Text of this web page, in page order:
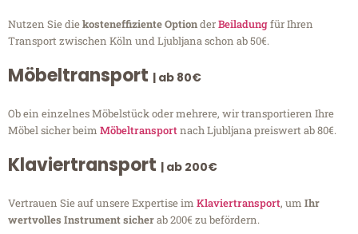
Nutzen Sie diekosteneffiziente OptionderBeiladungfür Ihren
Transport zwischen Köln und Ljubljana schon ab 50€.
Möbeltransport | ab 80€
Ob ein einzelnes Möbelstück oder mehrere, wir transportieren Ihre
Möbel sicher beim Möbeltransportnach Ljubljana preiswert ab 80€.
Klaviertransport | ab 200€
Vertrauen Sie auf unsere Expertise im Klaviertransport, um Ihr
wertvolles Instrument sicherab 200€ zu befördern.